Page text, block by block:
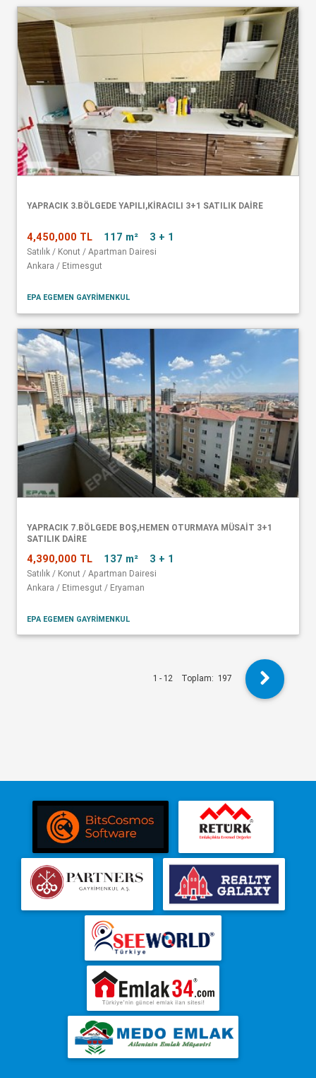
YAPRACIK 3.BÖLGEDE YAPILI,KİRACILI 3+1 SATILIK DAİRE
4,450,000 TL 117 m² 3 + 1
Satılık / Konut / Apartman Dairesi
Ankara / Etimesgut
EPA EGEMEN GAYRİMENKUL
YAPRACIK 7.BÖLGEDE BOŞ,HEMEN OTURMAYA MÜSAİT 3+1
SATILIK DAİRE
4,390,000 TL 137 m² 3 + 1
Satılık / Konut / Apartman Dairesi
Ankara / Etimesgut / Eryaman
EPA EGEMEN GAYRİMENKUL
1 - 12 Toplam: 197